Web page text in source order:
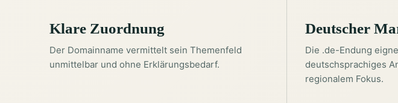
Klare Zuordnung
Der Domainname vermittelt sein Themenfeld
unmittelbar und ohne Erklärungsbedarf.
Deutscher
Die .de-Endung
deutschsprachiges
regionalem Fokus.